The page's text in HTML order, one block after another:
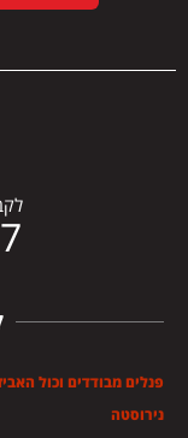
פנלים מבודדים וכול
נירוסטה